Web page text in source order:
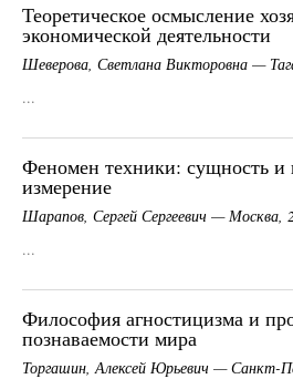
Теоретическое осмысление
экономической деятельности
Шеверова, Светлана Викторовна —
...
Феномен техники: сущность и
измерение
Шарапов, Сергей Сергеевич — Москва,
...
Философия агностицизма и
познаваемости мира
Торгашин, Алексей Юрьевич — Санкт-